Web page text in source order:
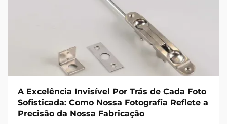
A Excelência Invisível Por Trás de Cada Foto
Sofisticada: Como Nossa Fotografia Reflete a
Precisão da Nossa Fabricação